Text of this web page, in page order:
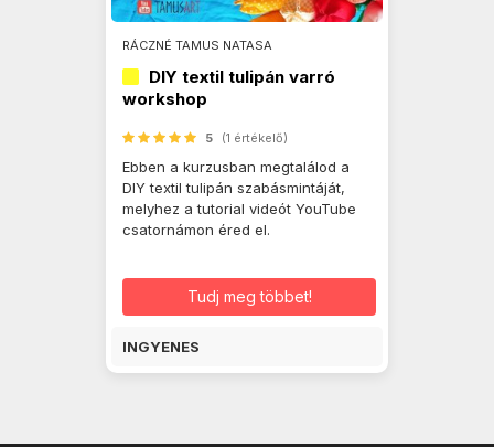
RÁCZNÉ TAMUS NATASA
DIY textil tulipán varró
workshop
5 (1 értékelő)
Ebben a kurzusban megtalálod a
DIY textil tulipán szabásmintáját,
melyhez a tutorial videót YouTube
csatornámon éred el.
Tudj meg többet!
INGYENES